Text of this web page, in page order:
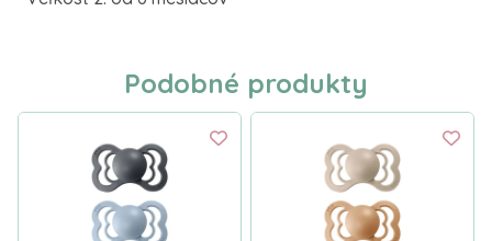
Podobné produkty